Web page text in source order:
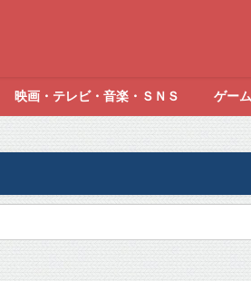
映画・テレビ・音楽・ＳＮＳ ゲー